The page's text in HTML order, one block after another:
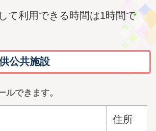
て利用できる時間は1時間で
公共施設
できます。
住所